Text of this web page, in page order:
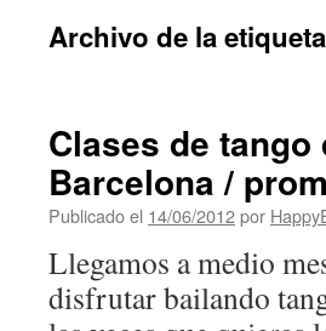
Archivo de la
Clases de
Barcelona /
Publicado el 14/06/2012por
Llegamos a medio
disfrutar bailando